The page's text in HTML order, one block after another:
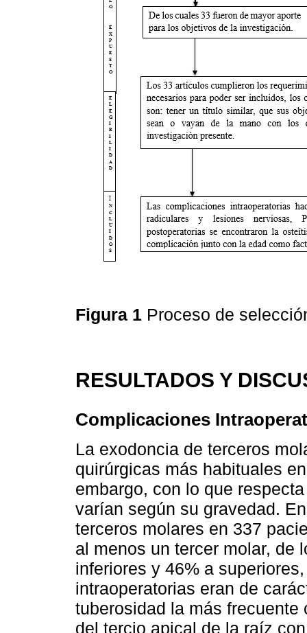
Figura 1 Proceso de
RESULTADOS Y
Complicaciones
La exodoncia de terceros
quirúrgicas más habituales
embargo, con lo que
varían según su gravedad.
terceros molares en 337
al menos un tercer molar, de
inferiores y 46% a
intraoperatorias eran de
tuberosidad la más
del tercio apical de la raíz